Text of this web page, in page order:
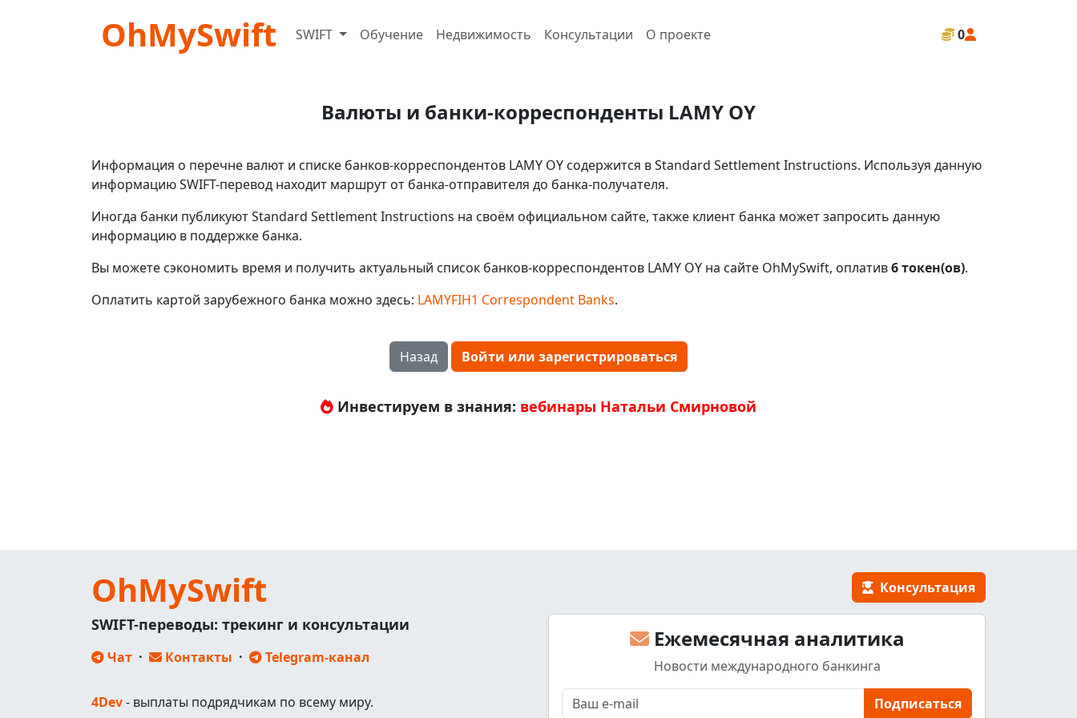
OhMySwift SWIFT Обучение Недвижимость Консультации О проекте 0
Валюты и банки-корреспонденты LAMY OY
Информация о перечне валют и списке банков-корреспондентов LAMY OY содержится в Standard Settlement Instructions. Используя данную
информацию SWIFT-перевод находит маршрут от банка-отправителя до банка-получателя.
Иногда банки публикуют Standard Settlement Instructions на своём официальном сайте, также клиент банка может запросить данную
информацию в поддержке банка.
Вы можете сэкономить время и получить актуальный список банков-корреспондентов LAMY OY на сайте OhMySwift, оплатив6 токен(ов).
Оплатить картой зарубежного банка можно здесь: LAMYFIH1 Correspondent Banks.
Назад Войти или зарегистрироваться
Инвестируем в знания: вебинары Натальи Смирновой
OhMySwift Консультация
SWIFT-переводы: трекинг и консультации
Чат · Контакты · Telegram-канал
4Dev- выплаты подрядчикам по всему миру.
Ежемесячная аналитика
Новости международного банкинга
Подписаться